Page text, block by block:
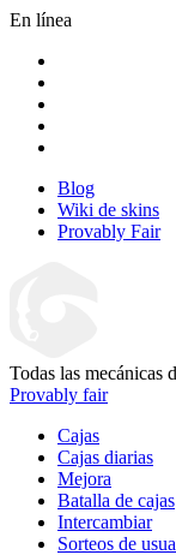
En línea
Blog
Wiki de skins
Provably Fair
Todas las mecánicas
Provably fair
Cajas
Cajas diarias
Mejora
Batalla de cajas
Intercambiar
Sorteos de